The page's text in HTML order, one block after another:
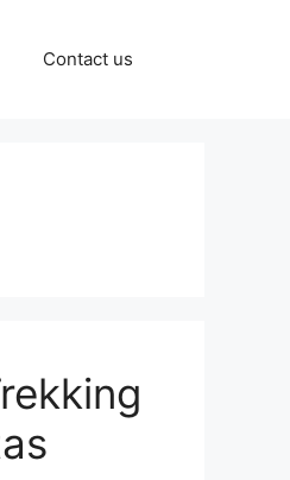
Contact us